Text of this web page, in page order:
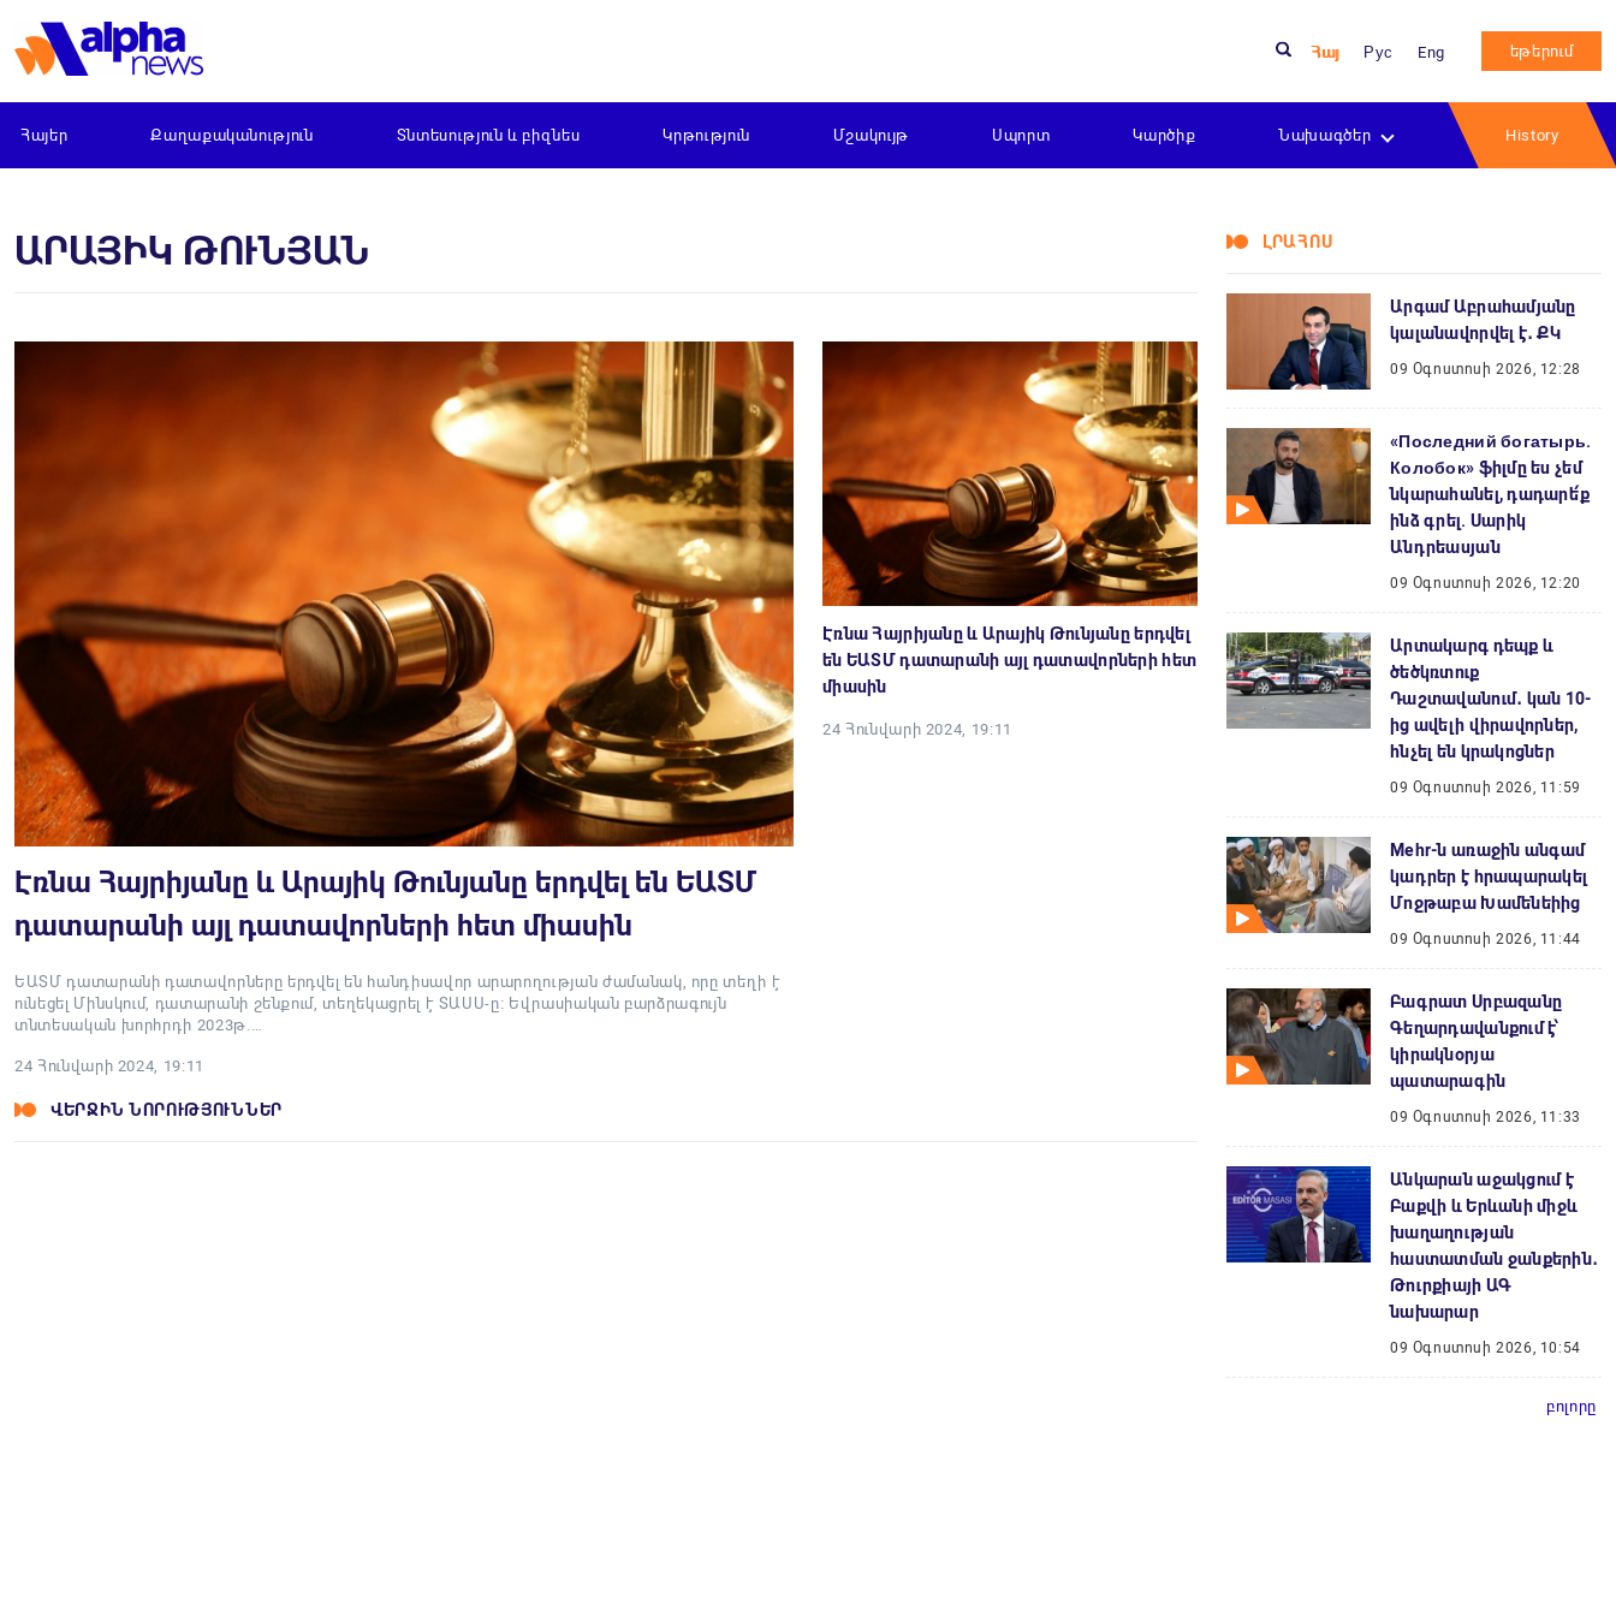
Հայ Рус Eng եթերում
Հայեր Քաղաքականություն Տնտեսություն և բիզնես Կրթություն Մշակույթ Սպորտ Կարծիք Նախագծեր History
ԱՐԱՅԻԿ ԹՈՒՆՅԱՆ
Էռնա Հայրիյանը և Արայիկ Թունյանը երդվել են ԵԱՏՄ
դատարանի այլ դատավորների հետ միասին
ԵԱՏՄ դատարանի դատավորները երդվել են հանդիսավոր արարողության ժամանակ, որը տեղի է
ունեցել Մինսկում, դատարանի շենքում, տեղեկացրել է ՏԱՍՍ-ը։ Եվրասիական բարձրագույն
տնտեսական խորհրդի 2023թ.…
24 Հունվարի 2024, 19:11
Էռնա Հայրիյանը և Արայիկ Թունյանը երդվել
են ԵԱՏՄ դատարանի այլ դատավորների հետ
միասին
24 Հունվարի 2024, 19:11
ՎԵՐՋԻՆ ՆՈՐՈՒԹՅՈՒՆՆԵՐ
ԼՐԱՀՈՍ
Արգամ Աբրահամյանը
կալանավորվել է․ ՔԿ
09 Օգոստոսի 2026, 12:28
«Последний богатырь.
Колобок» ֆիլմը ես չեմ
նկարահանել, դադարե՛ք
ինձ գրել. Սարիկ
Անդրեասյան
09 Օգոստոսի 2026, 12:20
Արտակարգ դեպք և
ծեծկռտուք
Դաշտավանում․ կան 10-
ից ավելի վիրավորներ,
հնչել են կրակոցներ
09 Օգոստոսի 2026, 11:59
Mehr-ն առաջին անգամ
կադրեր է հրապարակել
Մոջթաբա Խամենեիից
09 Օգոստոսի 2026, 11:44
Բագրատ Սրբազանը
Գեղարդավանքում է՝
կիրակնօրյա
պատարագին
09 Օգոստոսի 2026, 11:33
Անկարան աջակցում է
Բաքվի և Երևանի միջև
խաղաղության
հաստատման ջանքերին․
Թուրքիայի ԱԳ
նախարար
09 Օգոստոսի 2026, 10:54
բոլորը